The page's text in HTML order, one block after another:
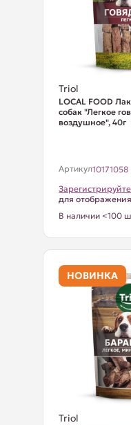
Triol
LOCAL FOOD
собак "Легкое
воздушное", 40г
Артикул10171058
для
В наличии <100
НОВИНКА
Triol